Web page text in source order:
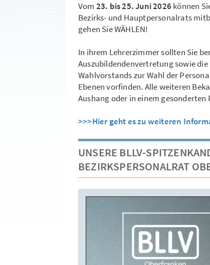
Vom 23. bis 25. Juni 2026 können
Bezirks- und Hauptpersonalrats
gehen Sie WÄHLEN!
In ihrem Lehrerzimmer sollten Sie
Auszubildendenvertretung sowie
Wahlvorstands zur Wahl der
Ebenen vorfinden. Alle weiteren
Aushang oder in einem
>>>Hier geht es zu weiteren
UNSERE BLLV-
BEZIRKSPERSONALRAT